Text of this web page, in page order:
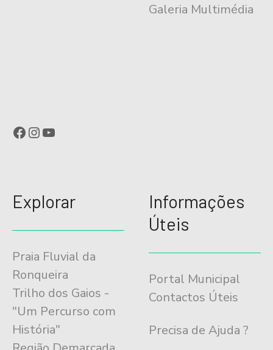
Facebook Instagram YouTube
Galeria Multimédia
Explorar
Praia Fluvial da
Ronqueira
Trilho dos Gaios -
"Um Percurso com
História"
Informações
Úteis
Portal Municipal
Contactos Úteis
Precisa de Ajuda ?